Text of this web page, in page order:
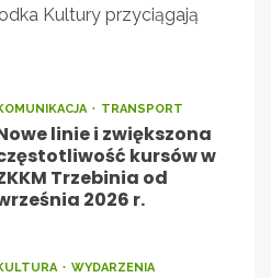
Kultury przyciągają
TRANSPORT
linie i zwiększona
kursów w
Trzebinia od
2026 r.
WYDARZENIA